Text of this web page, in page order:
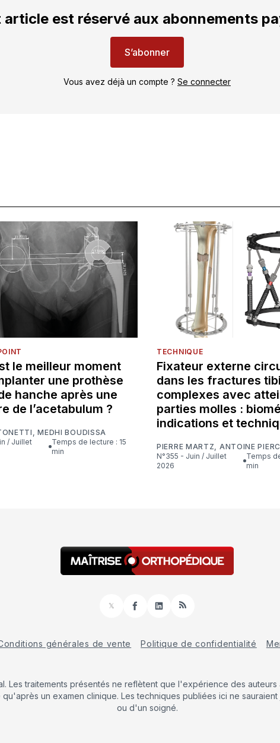
article est réservé aux abonnements
S’abonner
Vous avez déjà un compte ? Se connecter
le meilleur moment
une prothèse
hanche après une
de l’acetabulum ?
,MEDHI BOUDISSA
Temps de lecture : 15
min
TECHNIQUE
Fixateur externe
dans les fractures
complexes avec
parties molles :
indications et
PIERRE MARTZ
ANTOINE
N°355 - Juin / Juillet
2026
Temps de lecture : 16
min
𝕏
FacebookLinkedInRSS
générales de vente Politique de confidentialité
Les traitements présentés ne reflètent que l'expérience des
un examen clinique. Les techniques publiées ici ne
ou d'un soigné.